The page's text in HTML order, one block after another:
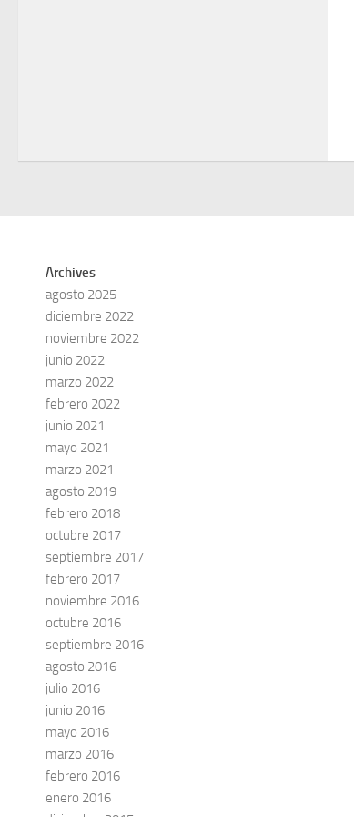
Archives
agosto 2025
diciembre 2022
noviembre 2022
junio 2022
marzo 2022
febrero 2022
junio 2021
mayo 2021
marzo 2021
agosto 2019
febrero 2018
octubre 2017
septiembre 2017
febrero 2017
noviembre 2016
octubre 2016
septiembre 2016
agosto 2016
julio 2016
junio 2016
mayo 2016
marzo 2016
febrero 2016
enero 2016